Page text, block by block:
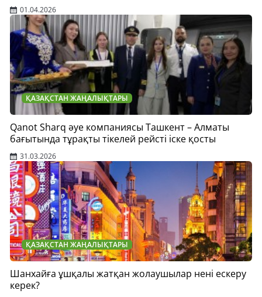
01.04.2026
ҚАЗАҚСТАН ЖАҢАЛЫҚТАРЫ
Qanot Sharq әуе компаниясы Ташкент – Алматы
бағытында тұрақты тікелей рейсті іске қосты
31.03.2026
ҚАЗАҚСТАН ЖАҢАЛЫҚТАРЫ
Шанхайға ұшқалы жатқан жолаушылар нені ескеру
керек?